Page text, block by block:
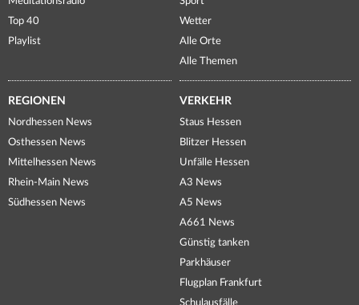
Top 40
Playlist
Wetter
Alle Orte
Alle Themen
REGIONEN
Nordhessen News
Osthessen News
Mittelhessen News
Rhein-Main News
Südhessen News
VERKEHR
Staus Hessen
Blitzer Hessen
Unfälle Hessen
A3 News
A5 News
A661 News
Günstig tanken
Parkhäuser
Flugplan Frankfurt